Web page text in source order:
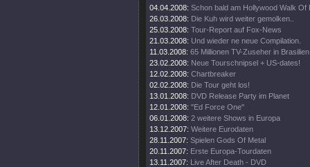
04.04.2008: Schon bald am Hollywood Walk Of
26.03.2008: Die Kuh wird weiter gemolken..
25.03.2008: Tour-Report auf Fox-News
21.03.2008: Und wieder ne neue Compilation.
11.03.2008: 65 Millionen TV-Zuseher in
23.02.2008: Neue Tourschnipsel + US-dates!
12.02.2008: Chartbreaker
02.02.2008: Die Tour geht los!
13.01.2008: DVD Release Party im Planet
12.01.2008: "Ed Force One"
06.01.2008: 2 weitere Shows in Europa
13.12.2007: Weitere Eurodaten
28.11.2007: Spielen Gods Of Metal
20.11.2007: Erste Europa-Tourdaten
13.11.2007: Live After Death - DVD